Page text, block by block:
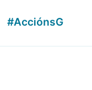
Audio
#AcciónsG